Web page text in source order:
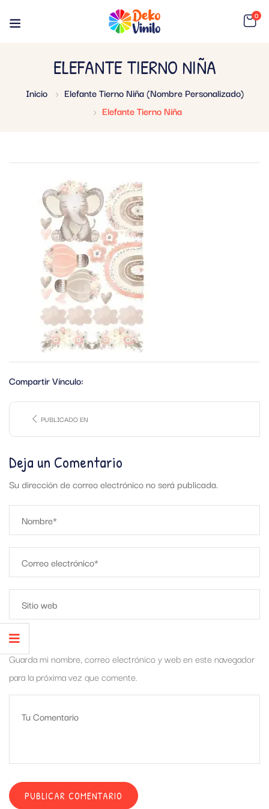
0
ELEFANTE TIERNO NIÑA
Inicio
Elefante Tierno Niña (Nombre Personalizado)
Elefante Tierno Niña
Compartir Vínculo:
PUBLICADO EN
Deja un Comentario
Su dirección de correo electrónico no será publicada.
Guarda mi nombre, correo electrónico y web en este navegador
para la próxima vez que comente.